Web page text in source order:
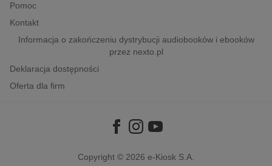
Pomoc
Kontakt
Informacja o zakończeniu dystrybucji audiobooków i ebooków
przez nexto.pl
Deklaracja dostępności
Oferta dla firm
Copyright © 2026 e-Kiosk S.A.